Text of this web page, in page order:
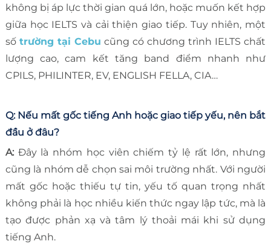
không bị áp lực thời gian quá lớn, hoặc muốn kết hợp
giữa học IELTS và cải thiện giao tiếp. Tuy nhiên, một
số trường tại Cebu cũng có chương trình IELTS chất
lượng cao, cam kết tăng band điểm nhanh như
CPILS, PHILINTER, EV, ENGLISH FELLA, CIA…
Q: Nếu mất gốc tiếng Anh hoặc giao tiếp yếu, nên bắt
đầu ở đâu?
A:Đây là nhóm học viên chiếm tỷ lệ rất lớn, nhưng
cũng là nhóm dễ chọn sai môi trường nhất. Với người
mất gốc hoặc thiếu tự tin, yếu tố quan trọng nhất
không phải là học nhiều kiến thức ngay lập tức, mà là
tạo được phản xạ và tâm lý thoải mái khi sử dụng
tiếng Anh.